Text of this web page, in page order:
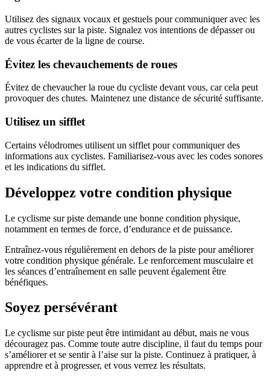
Utilisez des signaux vocaux et gestuels pour communiquer avec les
autres cyclistes sur la piste. Signalez vos intentions de dépasser ou
de vous écarter de la ligne de course.
Évitez les chevauchements de roues
Évitez de chevaucher la roue du cycliste devant vous, car cela peut
provoquer des chutes. Maintenez une distance de sécurité suffisante.
Utilisez un sifflet
Certains vélodromes utilisent un sifflet pour communiquer des
informations aux cyclistes. Familiarisez-vous avec les codes sonores
et les indications du sifflet.
Développez votre condition physique
Le cyclisme sur piste demande une bonne condition physique,
notamment en termes de force, d’endurance et de puissance.
Entraînez-vous régulièrement en dehors de la piste pour améliorer
votre condition physique générale. Le renforcement musculaire et
les séances d’entraînement en salle peuvent également être
bénéfiques.
Soyez persévérant
Le cyclisme sur piste peut être intimidant au début, mais ne vous
découragez pas. Comme toute autre discipline, il faut du temps pour
s’améliorer et se sentir à l’aise sur la piste. Continuez à pratiquer, à
apprendre et à progresser, et vous verrez les résultats.